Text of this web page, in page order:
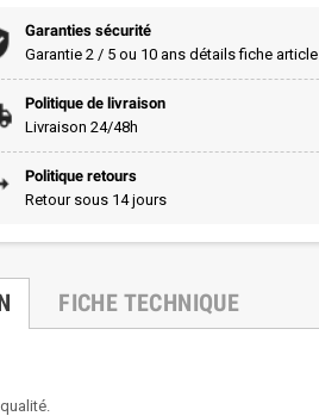
Garanties sécurité
Garantie 2 / 5 ou 10 ans détails fiche article
Politique de livraison
Livraison 24/48h
Politique retours
Retour sous 14 jours
FICHE TECHNIQUE